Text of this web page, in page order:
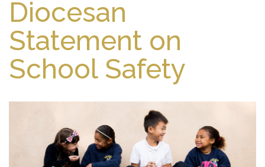
Diocesan
Statement on
School Safety